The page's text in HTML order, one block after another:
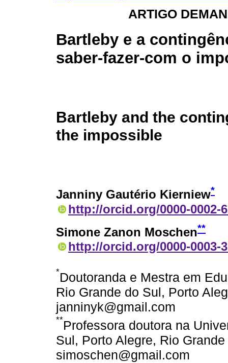
ARTIGO
Bartleby e a
saber-fazer-com o
Bartleby and the
the impossible
Janniny Gautério Kierniew*
http://orcid.org/0000-0002-
Simone Zanon Moschen**
http://orcid.org/0000-0003-
*Doutoranda e Mestra em
Rio Grande do Sul, Porto
janninyk@gmail.com
**Professora doutora na
Sul, Porto Alegre, Rio
simoschen@gmail.com